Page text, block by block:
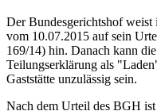
Der Bundesgerichtshof weist
vom 10.07.2015 auf sein
169/14) hin. Danach kann
Teilungserklärung als
Gaststätte unzulässig sein.
Nach dem Urteil des BGH ist